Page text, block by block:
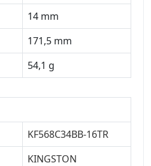
14 mm
171,5 mm
54,1 g
KF568C34BB-16TR
KINGSTON